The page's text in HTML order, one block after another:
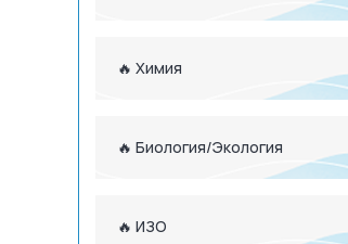
🔥 Химия
🔥 Биология/Экология
🔥 ИЗО